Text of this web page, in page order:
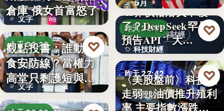
文字
倉庫 俄女首富怒了
今天 06:30
時事評論
文字
觀點投書：誰動了
食安防線？當權力
高堂只剩護短與卸
責
♡
5月
科技財經
昨天 22:51
科技財經
0.02
AI界價格屠夫不殺
了？DeepSeek罕見
預告API「大…
♡
昨天 22:42
美股財經
〈美股盤前〉科技股
走弱、油價推升殖利
率 主要指數漲跌互
♡